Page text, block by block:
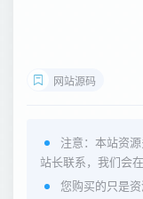
网站源码
注意：本站资
站长联系，我们会
您购买的只是